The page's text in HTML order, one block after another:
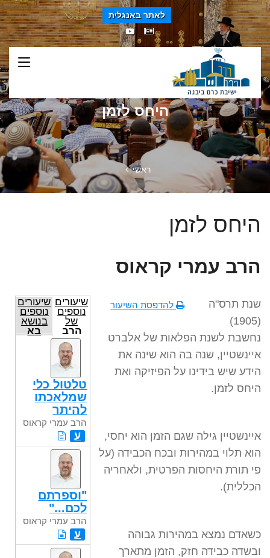
לאתר באנגלית
היחס לזמן
ראשי
היחס לזמן
הרב עמרי קראוס
להדפסת השיעור
שנת תרס"ה
(1905)
נחשבת לשנת הפלאות של אלברט
איינשטיין, שנה בה הוא שינה את
הידע שיש בידינו על הפיזיקה ואת
היחס לזמן.
איינשטיין גילה שגם הזמן הוא יחסי,
הוא תלוי במהירות ובכח הכבידה (על
פי תורת היחסות הפרטית, ולאחריה
הכללית).
כשאדם נמצא במהירות גבוהה
ובשדה כבידה חזק, הזמן מתארך
שיעורים
נוספים
של
הרב
עמרי
קראוס
שיעורים
נוספים
בנושא
בא
טלטול כלי
שמלאכתו
להיתר
הרב עמרי קראוס
ע
"וספרתם
לכם..."
הרב עמרי קראוס
ע